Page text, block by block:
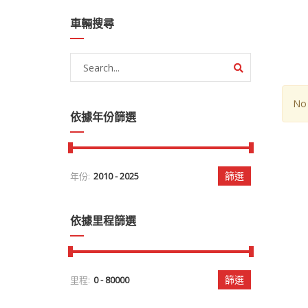
車輛搜尋
依據年份篩選
年份: 篩選
依據里程篩選
里程: 篩選